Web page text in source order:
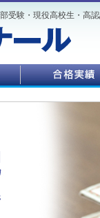
受験・現役高校生・高